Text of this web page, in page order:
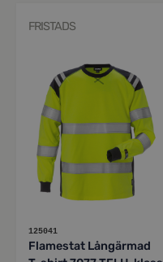
FRISTADS
125041
Flamestat Långärmad